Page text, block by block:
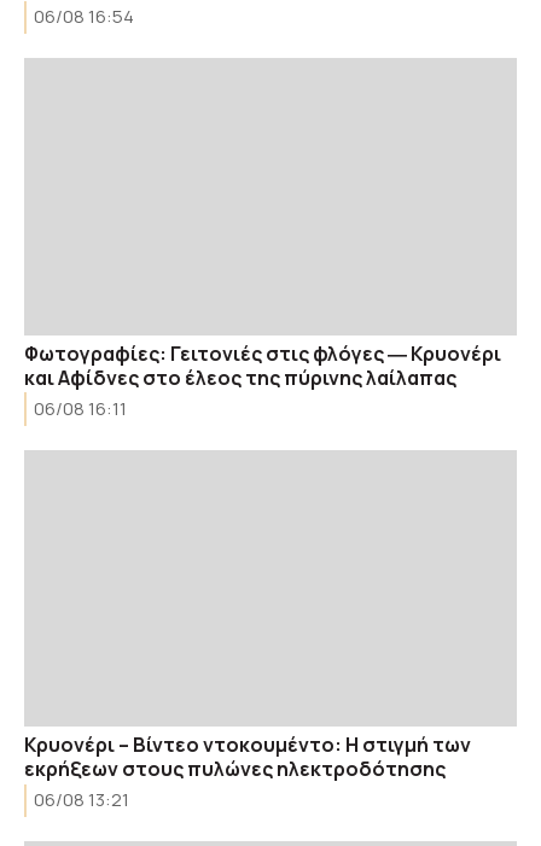
06/08 16:54
Φωτογραφίες: Γειτονιές στις φλόγες ― Κρυονέρι
και Αφίδνες στο έλεος της πύρινης λαίλαπας
06/08 16:11
Κρυονέρι – Βίντεο ντοκουμέντο: Η στιγμή των
εκρήξεων στους πυλώνες ηλεκτροδότησης
06/08 13:21